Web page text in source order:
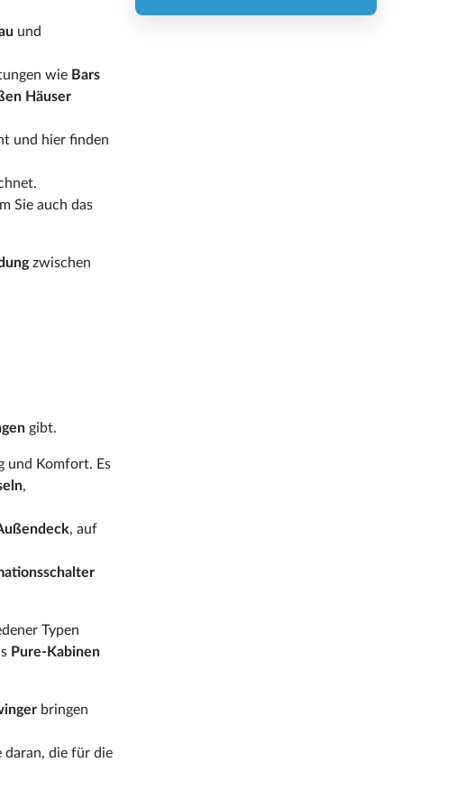
und
wie Bars
Häuser
und hier finden
Sie auch das
zwischen
gibt.
und Komfort. Es
,
, auf
Typen
Pure-Kabinen
bringen
daran, die für die